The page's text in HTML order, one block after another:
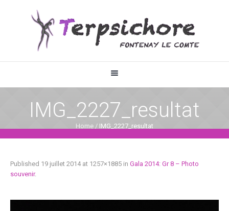
IMG_2227_resultat
Home / IMG_2227_resultat
Published 19 juillet 2014at 1257×1885 in Gala 2014: Gr 8 – Photo
souvenir.